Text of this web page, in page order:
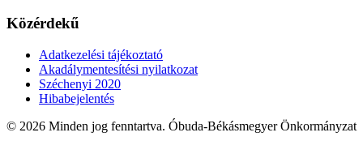
Közérdekű
Adatkezelési tájékoztató
Akadálymentesítési nyilatkozat
Széchenyi 2020
Hibabejelentés
© 2026 Minden jog fenntartva. Óbuda-Békásmegyer Önkormányzat